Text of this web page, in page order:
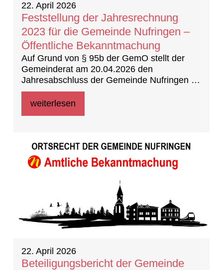
22. April 2026
Feststellung der Jahresrechnung
2023 für die Gemeinde Nufringen –
Öffentliche Bekanntmachung
Auf Grund von § 95b der GemO stellt der
Gemeinderat am 20.04.2026 den
Jahresabschluss der Gemeinde Nufringen für
das Jahr 2023 fest.
weiterlesen
22. April 2026
Beteiligungsbericht der Gemeinde